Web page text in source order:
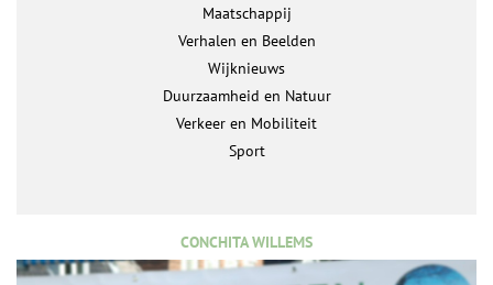
Maatschappij
Verhalen en Beelden
Wijknieuws
Duurzaamheid en Natuur
Verkeer en Mobiliteit
Sport
CONCHITA WILLEMS